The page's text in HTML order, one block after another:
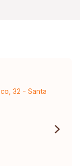
32 - Santa